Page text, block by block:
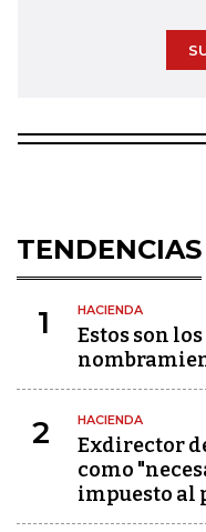
TENDENCIAS
1 HACIENDA
Estos son
2 HACIENDA
Exdirector
como
impuesto